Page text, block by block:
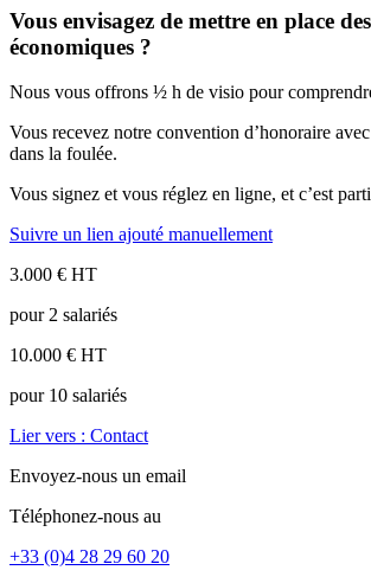
Vous envisagez de mettre en place
économiques ?
Nous vous offrons ½ h de visio pour
Vous recevez notre convention d’honoraire
dans la foulée.
Vous signez et vous réglez en ligne, et c’est
Suivre un lien ajouté manuellement
3.000 € HT
pour 2 salariés
10.000 € HT
pour 10 salariés
Lier vers : Contact
Envoyez-nous un email
Téléphonez-nous au
+33 (0)4 28 29 60 20